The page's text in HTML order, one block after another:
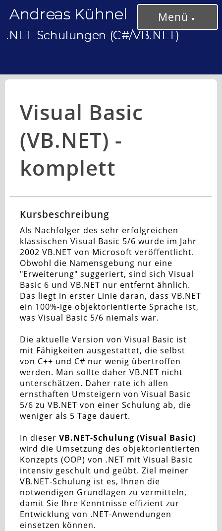
Menü
Visual Basic
(VB.NET) -
komplett
Kursbeschreibung
Als Nachfolger des sehr erfolgreichen
klassischen Visual Basic 5/6 wurde im Jahr
2002 VB.NET von Microsoft veröffentlicht.
Obwohl die Namensgebung nur eine
"Erweiterung" suggeriert, sind sich Visual
Basic 6 und VB.NET nur entfernt ähnlich.
Das liegt in erster Linie daran, dass VB.NET
ein 100%-ige objektorientierte Sprache ist,
was Visual Basic 5/6 niemals war.
Die aktuelle Version von Visual Basic ist
mit Fähigkeiten ausgestattet, die selbst
von C++ und C# nur wenig übertroffen
werden. Man sollte daher VB.NET nicht
unterschätzen. Daher rate ich allen
ernsthaften Umsteigern von Visual Basic
5/6 zu VB.NET von einer Schulung ab, die
weniger als 5 Tage dauert.
In dieser VB.NET-Schulung (Visual Basic)
wird die Umsetzung des objektorientierten
Konzepts (OOP) von .NET mit Visual Basic
intensiv geschult und geübt. Ziel meiner
VB.NET-Schulung ist es, Ihnen die
notwendigen Grundlagen zu vermitteln,
damit Sie Ihre Kenntnisse effizient zur
Entwicklung von .NET-Anwendungen
einsetzen können.